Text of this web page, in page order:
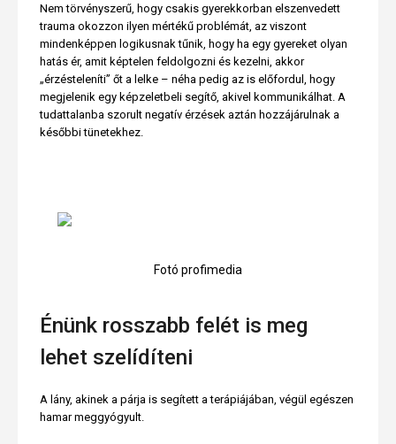
Nem törvényszerű, hogy csakis gyerekkorban elszenvedett
trauma okozzon ilyen mértékű problémát, az viszont
mindenképpen logikusnak tűnik, hogy ha egy gyereket olyan
hatás ér, amit képtelen feldolgozni és kezelni, akkor
„érzésteleníti” őt a lelke – néha pedig az is előfordul, hogy
megjelenik egy képzeletbeli segítő, akivel kommunikálhat. A
tudattalanba szorult negatív érzések aztán hozzájárulnak a
későbbi tünetekhez.
Fotó profimedia
Énünk rosszabb felét is meg
lehet szelídíteni
A lány, akinek a párja is segített a terápiájában, végül egészen
hamar meggyógyult.